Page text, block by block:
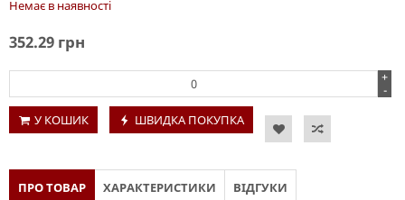
Немає в наявності
352.29 грн
+
-
У КОШИК
ШВИДКА ПОКУПКА
ПРО ТОВАР ХАРАКТЕРИСТИКИ ВІДГУКИ